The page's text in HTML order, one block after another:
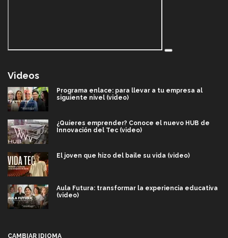
Videos
Programa enlace: para llevar a tu empresa al
siguiente nivel (video)
¿Quieres emprender? Conoce el nuevo HUB de
Innovación del Tec (video)
El joven que hizo del baile su vida (video)
Aula Futura: transformar la experiencia educativa
(video)
CAMBIAR IDIOMA